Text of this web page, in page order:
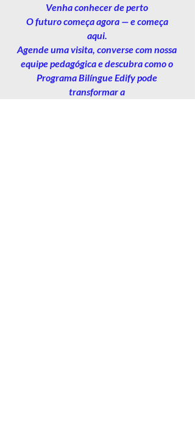
Venha conhecer de perto
O futuro começa agora — e começa
aqui.
Agende uma visita, converse com nossa
equipe pedagógica e descubra comoo
Programa Bilíngue Edify pode
transformar a